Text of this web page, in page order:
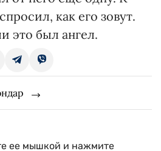
как его зовут.
это был ангел.
ее мышкой и нажмите